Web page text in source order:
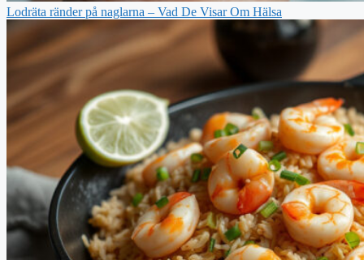
Lodräta ränder på naglarna – Vad De Visar Om Hälsa